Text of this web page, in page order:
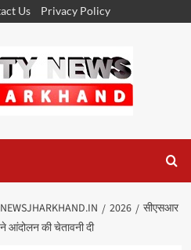
Us Privacy Policy
2026
सीएसआर
आंदोलन की चेतावनी दी